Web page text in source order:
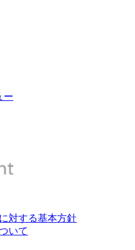
ー
対する基本方針
いて